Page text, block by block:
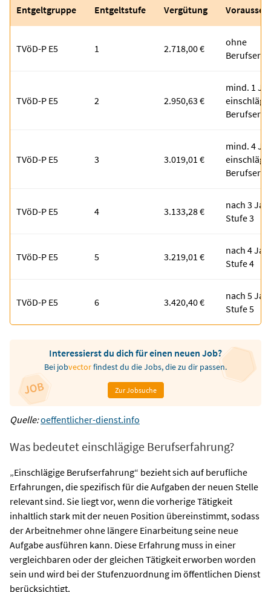
Entgeltgruppe Entgeltstufe Vergütung
TVöD-P E5 1 2.718,00 €
ohne
TVöD-P E5 2 2.950,63 €
mind. 1
TVöD-P E5 3 3.019,01 €
mind. 4
TVöD-P E5 4 3.133,28 €
nach 3
Stufe 3
TVöD-P E5 5 3.219,01 €
nach 4
Stufe 4
TVöD-P E5 6 3.420,40 €
nach 5
Stufe 5
Interessierst du dich für einen neuen Job?
Bei jobvectorfindest du die Jobs, die zu dir passen.
Zur Jobsuche
Quelle:oeffentlicher-dienst.info
Was bedeutet einschlägige Berufserfahrung?
„Einschlägige Berufserfahrung“ bezieht sich auf berufliche
Erfahrungen, die spezifisch für die Aufgaben der neuen Stelle
relevant sind. Sie liegt vor, wenn die vorherige Tätigkeit
inhaltlich stark mit der neuen Position übereinstimmt, sodass
der Arbeitnehmer ohne längere Einarbeitung seine neue
Aufgabe ausführen kann. Diese Erfahrung muss in einer
vergleichbaren oder der gleichen Tätigkeit erworben worden
sein und wird bei der Stufenzuordnung im öffentlichen Dienst
berücksichtigt​.